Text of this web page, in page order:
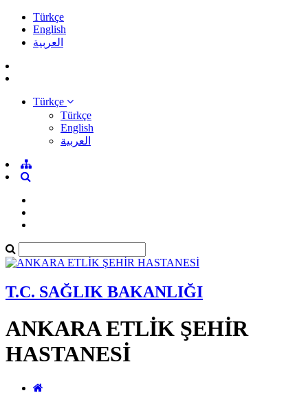
Türkçe
English
العربية
Türkçe
Türkçe
English
العربية
T.C. SAĞLIK BAKANLIĞI
ANKARA ETLİK ŞEHİR
HASTANESİ